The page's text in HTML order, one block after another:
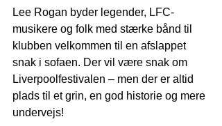
Lee Rogan byder legender, LFC-
musikere og folk med stærke bånd til
klubben velkommen til en afslappet
snak i sofaen. Der vil være snak om
Liverpoolfestivalen – men der er altid
plads til et grin, en god historie og mere
undervejs!